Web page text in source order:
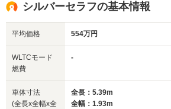
サイズ
(全長x全幅x全高)
1.49m
シルバーセラフの基本情報
平均価格 554万円
WLTCモード
燃費
-
車体寸法
(全長x全幅x全
全長：5.39m
全幅：1.93m